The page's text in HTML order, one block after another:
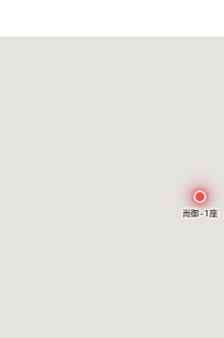
尚御 - 1座